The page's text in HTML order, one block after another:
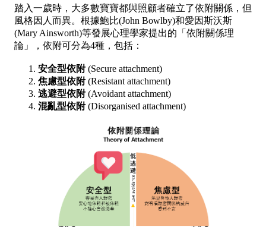
踏入一歲時，大多數寶寶都與照顧者確立了依附關係，但
風格因人而異。根據鮑比(John Bowlby)和愛因斯沃斯
(Mary Ainsworth)等發展心理學家提出的「依附關係理
論」，依附可分為4種，包括：
安全型依附(Secure attachment)
焦慮型依附(Resistant attachment)
逃避型依附(Avoidant attachment)
混亂型依附(Disorganised attachment)